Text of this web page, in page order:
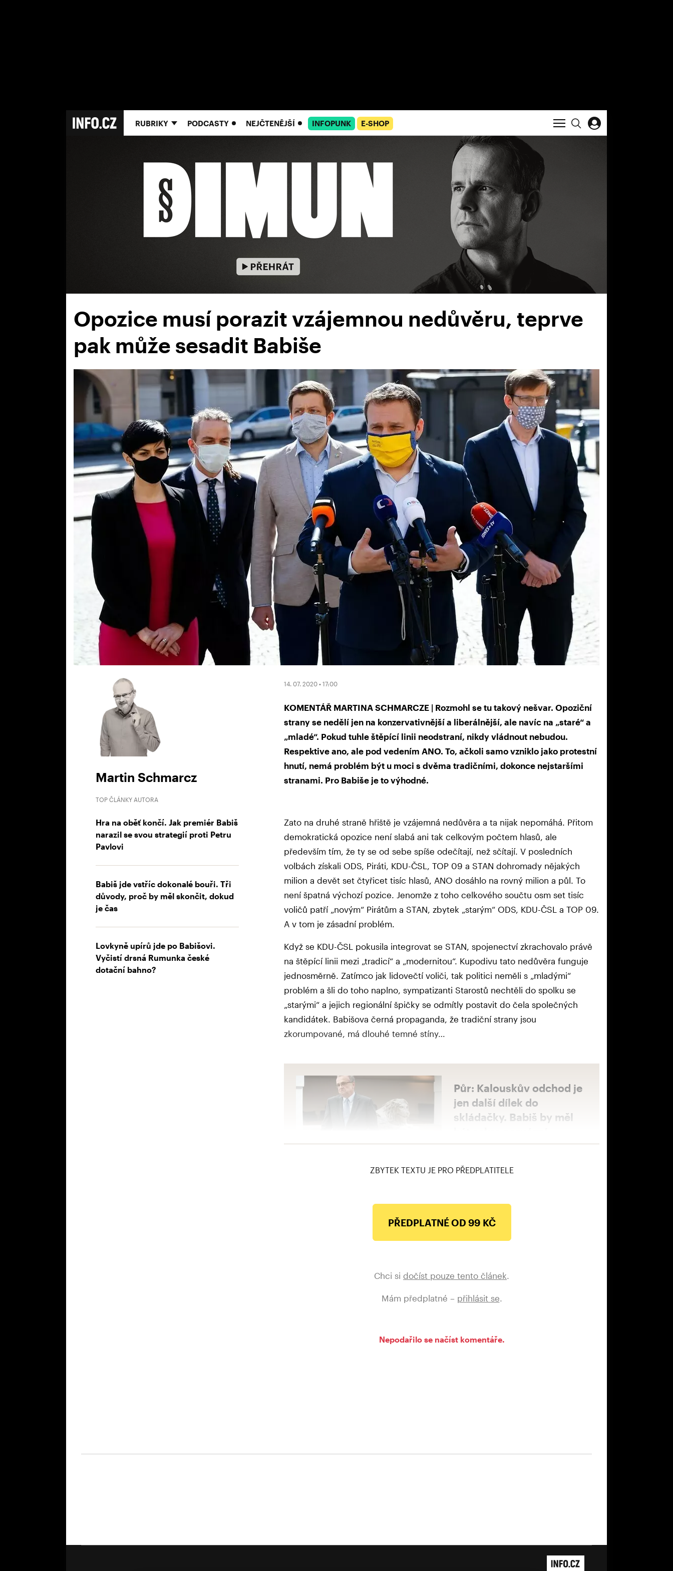
RUBRIKY PODCASTY NEJČTENĚJŠÍ INFOPUNK E-SHOP
Opozice musí porazit vzájemnou nedůvěru, teprve
pak může sesadit Babiše
Martin Schmarcz
TOP ČLÁNKY AUTORA
Hra na oběť končí. Jak premiér Babiš
narazil se svou strategií proti Petru
Pavlovi
Babiš jde vstříc dokonalé bouři. Tři
důvody, proč by měl skončit, dokud
je čas
Lovkyně upírů jde po Babišovi.
Vyčistí drsná Rumunka české
dotační bahno?
14. 07. 2020 • 17:00
KOMENTÁŘ MARTINA SCHMARCZE | Rozmohl se tu takový nešvar. Opoziční
strany se nedělí jen na konzervativnější a liberálnější, ale navíc na „staré“ a
„mladé“. Pokud tuhle štěpící linii neodstraní, nikdy vládnout nebudou.
Respektive ano, ale pod vedením ANO. To, ačkoli samo vzniklo jako protestní
hnutí, nemá problém být u moci s dvěma tradičními, dokonce nejstaršími
stranami. Pro Babiše je to výhodné.
Zato na druhé straně hřiště je vzájemná nedůvěra a ta nijak nepomáhá. Přitom
demokratická opozice není slabá ani tak celkovým počtem hlasů, ale
především tím, že ty se od sebe spíše odečítají, než sčítají. V posledních
volbách získali ODS, Piráti, KDU-ČSL, TOP 09 a STAN dohromady nějakých
milion a devět set čtyřicet tisíc hlasů, ANO dosáhlo na rovný milion a půl. To
není špatná výchozí pozice. Jenomže z toho celkového součtu osm set tisíc
voličů patří „novým“ Pirátům a STAN, zbytek „starým“ ODS, KDU-ČSL a TOP 09.
A v tom je zásadní problém.
Když se KDU-ČSL pokusila integrovat se STAN, spojenectví zkrachovalo právě
na štěpící linii mezi „tradicí“ a „modernitou“. Kupodivu tato nedůvěra funguje
jednosměrně. Zatímco jak lidovečtí voliči, tak politici neměli s „mladými“
problém a šli do toho naplno, sympatizanti Starostů nechtěli do spolku se
„starými“ a jejich regionální špičky se odmítly postavit do čela společných
kandidátek. Babišova černá propaganda, že tradiční strany jsou
zkorumpované, má dlouhé temné stíny…
Půr: Kalouskův odchod je
jen další dílek do
skládačky. Babiš by měl
ZBYTEK TEXTU JE PRO PŘEDPLATITELE
PŘEDPLATNÉ OD 99 KČ
Chci si dočíst pouze tento článek.
Mám předplatné – přihlásit se.
Nepodařilo se načíst komentáře.